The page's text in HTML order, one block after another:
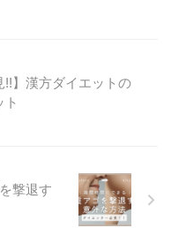
!!】漢方ダイエットの
撃退す